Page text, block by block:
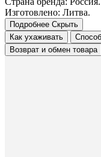
Изготовлено: Литва.
Подробнее Скрыть
Как ухаживать
Возврат и обмен товара